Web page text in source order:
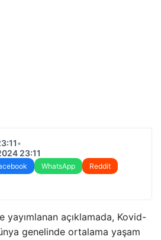
•
23:11
WhatsApp
Reddit
yayımlanan açıklamada, Kovid-
genelinde ortalama yaşam